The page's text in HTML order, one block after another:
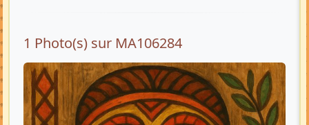
1 Photo(s) sur MA106284